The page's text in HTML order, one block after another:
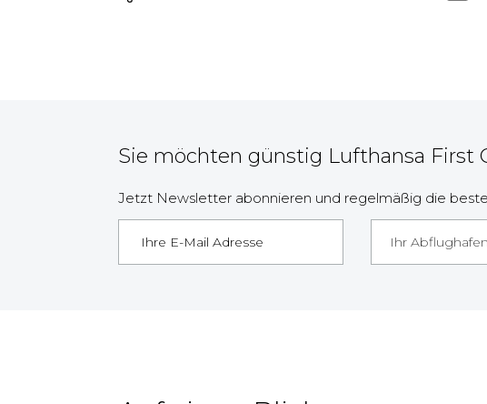
Sie möchten günstig Lufthansa First
Jetzt Newsletter abonnieren und regelmäßig die
Ihr Abflughafen